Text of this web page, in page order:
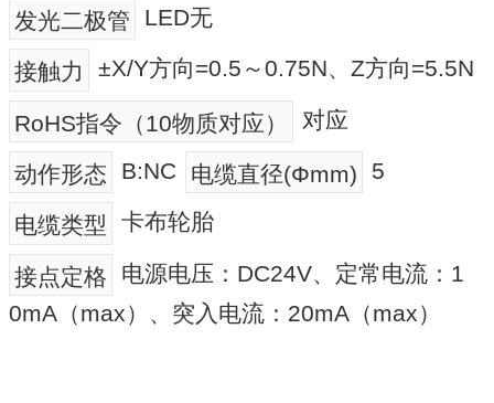
发光二极管 LED无
接触力 ±X/Y方向=0.5～0.75N、Z方向=5.5N
RoHS指令（10物质对应） 对应
动作形态 B:NC 电缆直径(Φmm) 5
电缆类型 卡布轮胎
接点定格
电源电压：DC24V、定常电流：1
0mA（max）、突入电流：20mA（max）